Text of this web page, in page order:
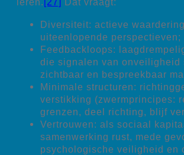
Diversiteit: actieve
uiteenlopende perspectieven;
Feedbackloops:
die signalen van onveiligheid
zichtbaar en bespreekbaar
Minimale structuren:
verstikking (zwermprincipes:
grenzen, deel richting, blijf
Vertrouwen: als sociaal
samenwerking rust, mede
psychologische veiligheid en